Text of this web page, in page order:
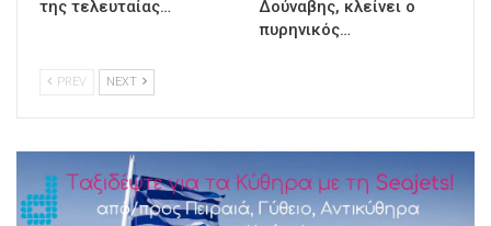
της τελευταίας…
Δούναβης, κλείνει ο
πυρηνικός…
PREV NEXT